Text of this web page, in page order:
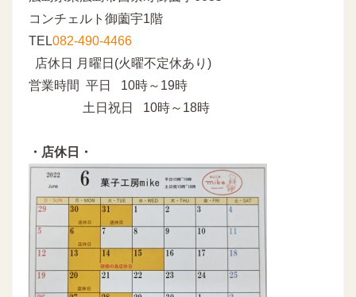
コンチェルト御薗宇1階
TEL082-490-4466
店休日 月曜日(火曜不定休あり)
営業時間 平日 10時～19時
土日祝日 10時～18時
・店休日・